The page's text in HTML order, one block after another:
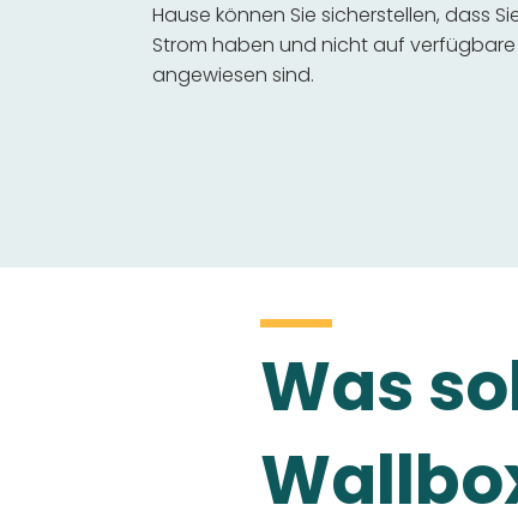
Hause können Sie sicherstellen, dass
Strom haben und nicht auf
angewiesen sind.
Was